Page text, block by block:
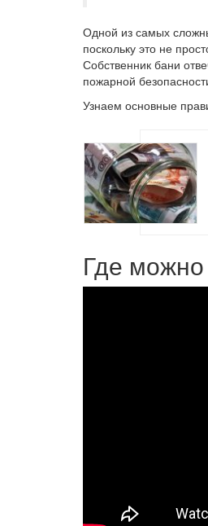
Одной из самых
поскольку это не
Собственник бани
пожарной
Узнаем основные
Где можно